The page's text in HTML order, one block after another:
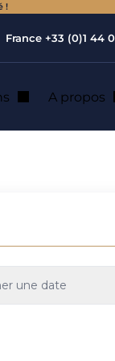
!
France +33 (0)1 44
A propos